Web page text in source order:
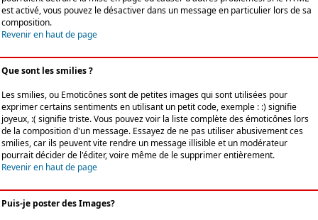
est activé, vous pouvez le désactiver dans un message en particulier lors de sa
composition.
Revenir en haut de page
Que sont les smilies ?
Les smilies, ou Emoticônes sont de petites images qui sont utilisées pour
exprimer certains sentiments en utilisant un petit code, exemple : :) signifie
joyeux, :( signifie triste. Vous pouvez voir la liste complète des émoticônes lors
de la composition d'un message. Essayez de ne pas utiliser abusivement ces
smilies, car ils peuvent vite rendre un message illisible et un modérateur
pourrait décider de l'éditer, voire même de le supprimer entièrement.
Revenir en haut de page
Puis-je poster des Images?